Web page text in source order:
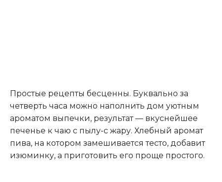
Простые рецепты бесценны. Буквально за
четверть часа можно наполнить дом уютным
ароматом выпечки, результат — вкуснейшее
печенье к чаю с пылу-с жару. Хлебный аромат
пива, на котором замешивается тесто, добавит
изюминку, а приготовить его проще простого.